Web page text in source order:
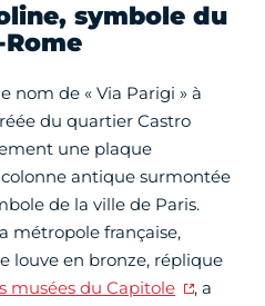
symbole du
nom de « Via Parigi » à
du quartier Castro
une plaque
antique surmontée
de la ville de Paris.
métropole française,
louve en bronze, réplique
musées du Capitole
, a